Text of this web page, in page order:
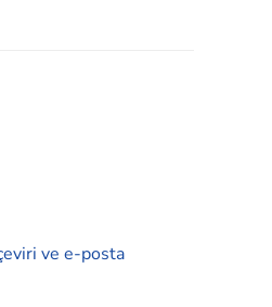
ve e-posta